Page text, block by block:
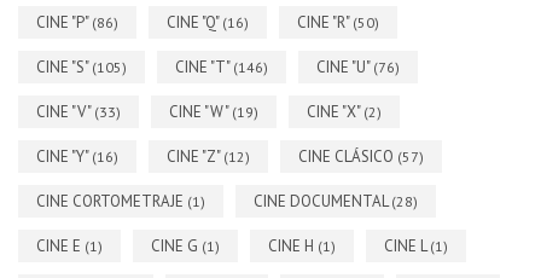
CINE "P" (86) CINE "Q" (16) CINE "R" (50)
CINE "S" (105) CINE "T" (146) CINE "U" (76)
CINE "V" (33) CINE "W" (19) CINE "X" (2)
CINE "Y" (16) CINE "Z" (12) CINE CLÁSICO (57)
CINE CORTOMETRAJE (1) CINE DOCUMENTAL(28)
CINE E (1) CINE G (1) CINE H (1) CINE L(1)